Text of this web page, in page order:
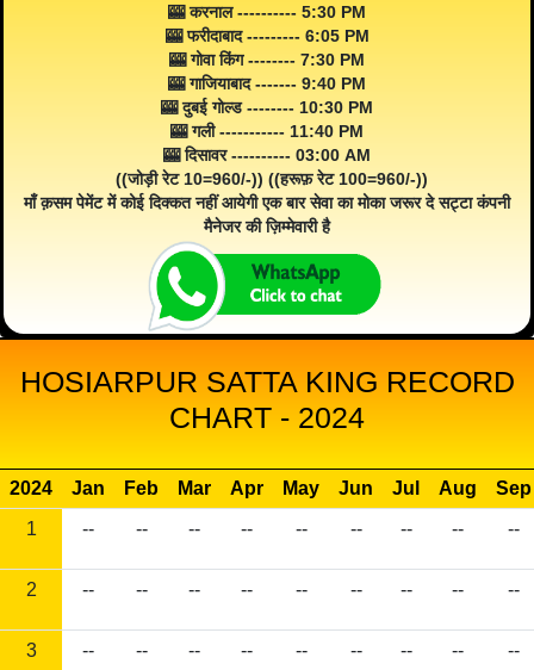
🎰 करनाल ---------- 5:30 PM
🎰 फरीदाबाद --------- 6:05 PM
🎰 गोवा किंग -------- 7:30 PM
🎰 गाजियाबाद ------- 9:40 PM
🎰 दुबई गोल्ड -------- 10:30 PM
🎰 गली ----------- 11:40 PM
🎰 दिसावर ---------- 03:00 AM
((जोड़ी रेट 10=960/-)) ((हरूफ़ रेट 100=960/-))
माँ क़सम पेमेंट में कोई दिक्कत नहीं आयेगी एक बार सेवा का मोका जरूर दे सट्टा कंपनी
मैनेजर की ज़िम्मेवारी है
HOSIARPUR SATTA KING RECORD
CHART - 2024
2024 Jan Feb Mar Apr May Jun Jul Aug
Sep
1
-- -- -- -- -- -- -- -- --
2 -- -- -- -- -- -- -- -- --
3 -- -- -- -- -- -- -- -- --